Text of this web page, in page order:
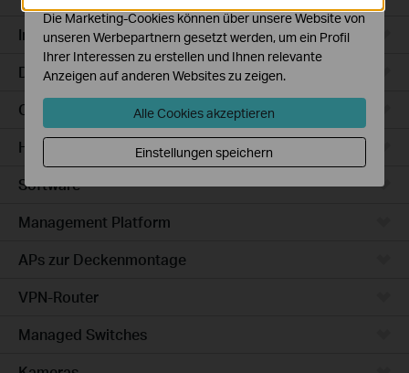
Integrated Gateways
DSL Gateways
Cloud-Based
Hardware
Software
Management Platform
APs zur Deckenmontage
VPN-Router
Managed Switches
Die Marketing-Cookies können über unsere Website von
unseren Werbepartnern gesetzt werden, um ein Profil
Ihrer Interessen zu erstellen und Ihnen relevante
Anzeigen auf anderen Websites zu zeigen.
Alle Cookies akzeptieren
Einstellungen speichern